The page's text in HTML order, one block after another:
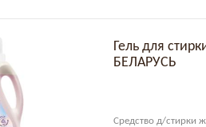
Гель для
БЕЛАРУСЬ
Средство д/стирки